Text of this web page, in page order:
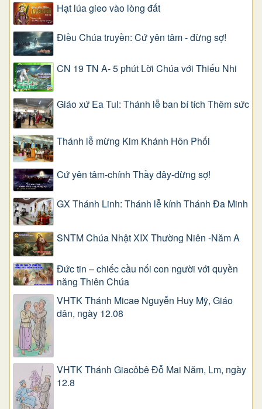
Hạt lúa gieo vào lòng đất
Điều Chúa truyền: Cứ yên tâm - đừng sợ!
CN 19 TN A- 5 phút Lời Chúa với Thiếu Nhi
Giáo xứ Ea Tul: Thánh lễ ban bí tích Thêm sức
Thánh lễ mừng Kim Khánh Hôn Phối
Cứ yên tâm-chính Thầy đây-đừng sợ!
GX Thánh Linh: Thánh lễ kính Thánh Đa Minh
SNTM Chúa Nhật XIX Thường Niên -Năm A
Đức tin – chiếc cầu nối con người với quyền
năng Thiên Chúa
VHTK Thánh Micae Nguyễn Huy Mỹ, Giáo
dân, ngày 12.08
VHTK Thánh Giacôbê Ðỗ Mai Năm, Lm, ngày
12.8